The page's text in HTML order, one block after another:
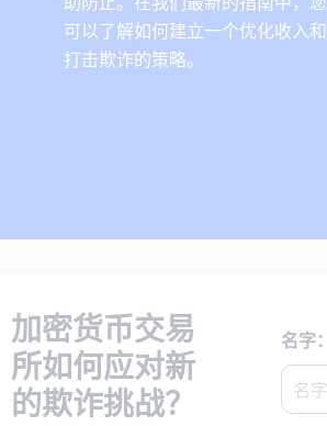
可以了解如何建立一个优化收入和
打击欺诈的策略。
加密货币交易
所如何应对新
的欺诈挑战？
名字：